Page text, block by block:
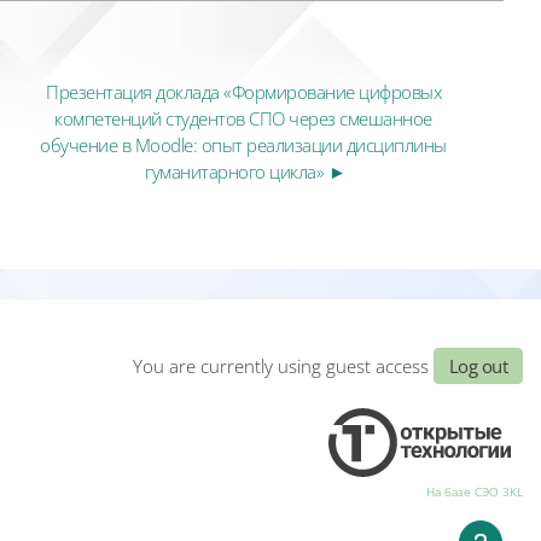
Презентация доклада «Формирование цифровых
компетенций студентов СПО через смешанное
обучение в Moodle: опыт реализации дисциплины
гуманитарного цикла» ►
You are currently using guest access Log out
На базе СЭО 3KL